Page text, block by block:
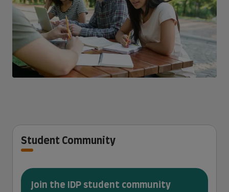
Student Community
Join the IDP student community